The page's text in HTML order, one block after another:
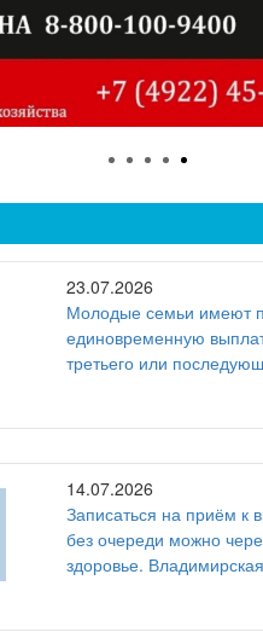
23.07.2026
Молодые семьи имеют
единовременную
третьего или
14.07.2026
Записаться на приём к
без очереди можно
здоровье.